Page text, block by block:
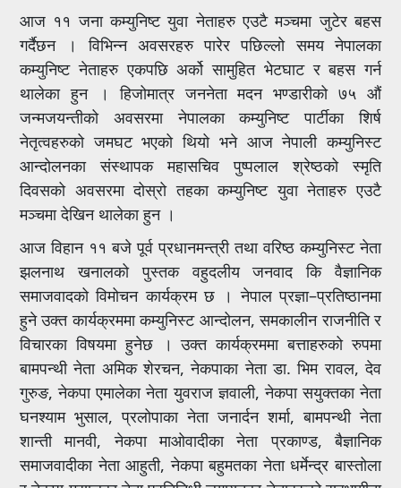
आज ११ जना कम्युनिष्ट युवा नेताहरु एउटै मञ्चमा जुटेर बहस
गर्दैछन । विभिन्न अवसरहरु पारेर पछिल्लो समय नेपालका
कम्युनिष्ट नेताहरु एकपछि अर्को सामुहित भेटघाट र बहस गर्न
थालेका हुन । हिजोमात्र जननेता मदन भण्डारीको ७५ औं
जन्मजयन्तीको अवसरमा नेपालका कम्युनिष्ट पार्टीका शिर्ष
नेतृत्वहरुको जमघट भएको थियो भने आज नेपाली कम्युनिस्ट
आन्दोलनका संस्थापक महासचिव पुष्पलाल श्रेष्ठको स्मृति
दिवसको अवसरमा दोस्रो तहका कम्युनिष्ट युवा नेताहरु एउटै
मञ्चमा देखिन थालेका हुन ।
आज विहान ११ बजे पूर्व प्रधानमन्त्री तथा वरिष्ठ कम्युनिस्ट नेता
झलनाथ खनालको पुस्तक वहुदलीय जनवाद कि वैज्ञानिक
समाजवादको विमोचन कार्यक्रम छ । नेपाल प्रज्ञा–प्रतिष्ठानमा
हुने उक्त कार्यक्रममा कम्युनिस्ट आन्दोलन, समकालीन राजनीति र
विचारका विषयमा हुनेछ । उक्त कार्यक्रममा बत्ताहरुको रुपमा
बामपन्थी नेता अमिक शेरचन, नेकपाका नेता डा. भिम रावल, देव
गुरुङ, नेकपा एमालेका नेता युवराज ज्ञवाली, नेकपा सयुक्तका नेता
घनश्याम भुसाल, प्रलोपाका नेता जनार्दन शर्मा, बामपन्थी नेता
शान्ती मानवी, नेकपा माओवादीका नेता प्रकाण्ड, बैज्ञानिक
समाजवादीका नेता आहुती, नेकपा बहुमतका नेता धर्मेन्द्र बास्तोला